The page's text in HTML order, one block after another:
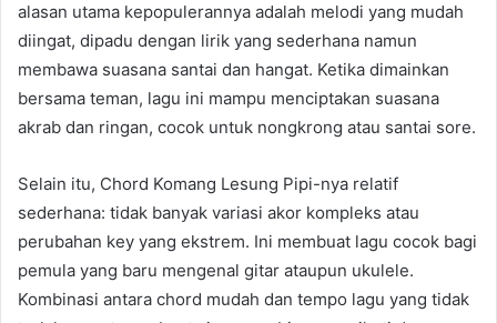
alasan utama kepopulerannya adalah melodi yang mudah
diingat, dipadu dengan lirik yang sederhana namun
membawa suasana santai dan hangat. Ketika dimainkan
bersama teman, lagu ini mampu menciptakan suasana
akrab dan ringan, cocok untuk nongkrong atau santai sore.
Selain itu, Chord Komang Lesung Pipi-nya relatif
sederhana: tidak banyak variasi akor kompleks atau
perubahan key yang ekstrem. Ini membuat lagu cocok bagi
pemula yang baru mengenal gitar ataupun ukulele.
Kombinasi antara chord mudah dan tempo lagu yang tidak